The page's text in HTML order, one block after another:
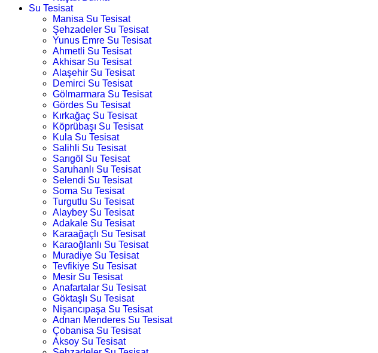
Su Tesisat
Manisa Su Tesisat
Şehzadeler Su Tesisat
Yunus Emre Su Tesisat
Ahmetli Su Tesisat
Akhisar Su Tesisat
Alaşehir Su Tesisat
Demirci Su Tesisat
Gölmarmara Su Tesisat
Gördes Su Tesisat
Kırkağaç Su Tesisat
Köprübaşı Su Tesisat
Kula Su Tesisat
Salihli Su Tesisat
Sarıgöl Su Tesisat
Saruhanlı Su Tesisat
Selendi Su Tesisat
Soma Su Tesisat
Turgutlu Su Tesisat
Alaybey Su Tesisat
Adakale Su Tesisat
Karaağaçlı Su Tesisat
Karaoğlanlı Su Tesisat
Muradiye Su Tesisat
Tevfikiye Su Tesisat
Mesir Su Tesisat
Anafartalar Su Tesisat
Göktaşlı Su Tesisat
Nişancıpaşa Su Tesisat
Adnan Menderes Su Tesisat
Çobanisa Su Tesisat
Aksoy Su Tesisat